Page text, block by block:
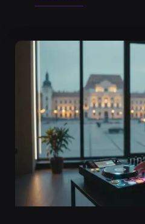
Mult
și
Accelerează-
Cariera
în
2026"